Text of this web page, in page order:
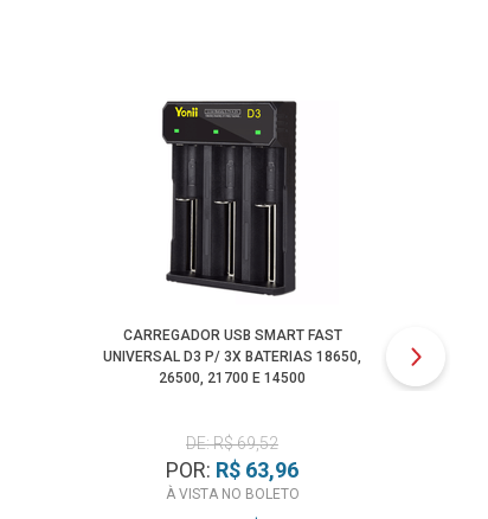
CARREGADOR USB SMART FAST
UNIVERSAL D3 P/ 3X BATERIAS 18650,
26500, 21700 E 14500
DE: R$ 69,52
POR: R$ 63,96
À VISTA NO BOLETO